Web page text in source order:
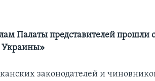
Палаты представителей прошли
Украины»
законодателей и